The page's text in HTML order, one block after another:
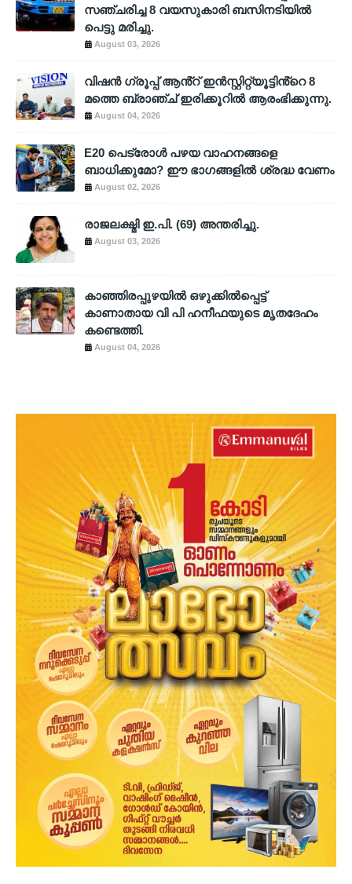
സഞ്ചരിച്ച 8 വയസുകാരി ബസിനടിയിൽ
പെട്ടു മരിച്ചു.
August 03, 2026
വിഷൻ ഗ്രൂപ്പ് ആൻ്റ് ഇൻസ്റ്റിറ്റ്യൂട്ടിൻ്റെ 8
മത്തെ ബ്രാഞ്ച് ഇരിക്കൂറിൽ ആരംഭിക്കുന്നു.
August 04, 2026
E20 പെട്രോൾ പഴയ വാഹനങ്ങളെ
ബാധിക്കുമോ? ഈ ഭാഗങ്ങളിൽ ശ്രദ്ധ വേണം
August 02, 2026
രാജലക്ഷ്മി ഇ.പി. (69) അന്തരിച്ചു.
August 03, 2026
കാഞ്ഞിരപ്പുഴയിൽ ഒഴുക്കിൽപ്പെട്ട്
കാണാതായ വി പി ഹനീഫയുടെ മൃതദേഹം
കണ്ടെത്തി.
August 04, 2026